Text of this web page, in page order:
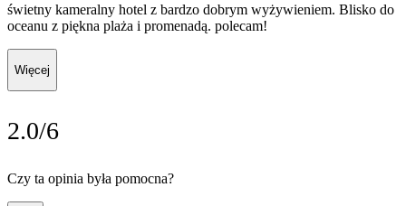
świetny kameralny hotel z bardzo dobrym wyżywieniem. Blisko do
oceanu z piękna plaża i promenadą. polecam!
Więcej
2.0/6
Czy ta opinia była pomocna?